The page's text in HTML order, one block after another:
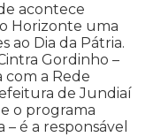
acontece
Horizonte uma
ao Dia da Pátria.
Gordinho –
com a Rede
de Jundiaí
o programa
é a responsável